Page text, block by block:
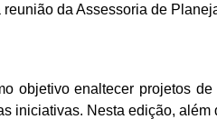
da Assessoria de
objetivo enaltecer projetos
iniciativas. Nesta edição, além